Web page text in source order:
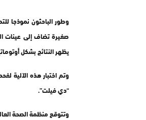
وطور الباحثون نموذجا
صغيرة تضاف إلى عينات
يظهر النتائج بشكل
“دي فيلت”.
وتتوقع منظمة الصحة العالمية